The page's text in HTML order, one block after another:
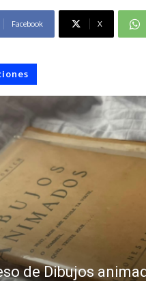
Facebook X
de Dibujos